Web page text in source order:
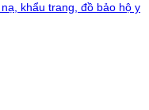
khẩu trang, đồ bảo hộ y